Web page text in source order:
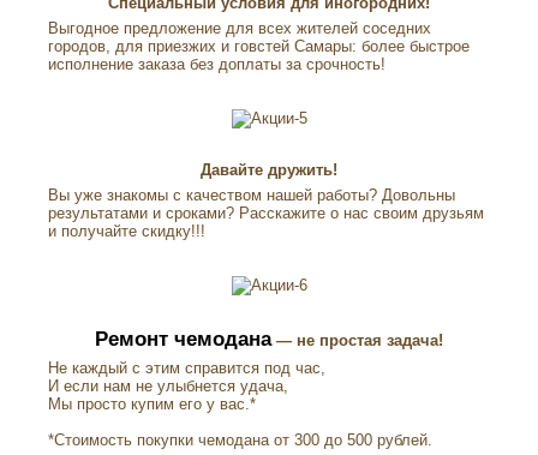
Выгодное предложение для всех жителей соседних
городов, для приезжих и говстей Самары: более быстрое
исполнение заказа без доплаты за срочность!
Давайте дружить!
Вы уже знакомы с качеством нашей работы? Довольны
результатами и сроками? Расскажите о нас своим друзьям
и получайте скидку!!!
Ремонт чемодана— не простая задача!
Не каждый с этим справится под час,
И если нам не улыбнется удача,
Мы просто купим его у вас.*
*Стоимость покупки чемодана от 300 до 500 рублей.